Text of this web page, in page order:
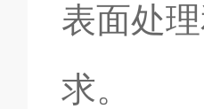
表面处
求。